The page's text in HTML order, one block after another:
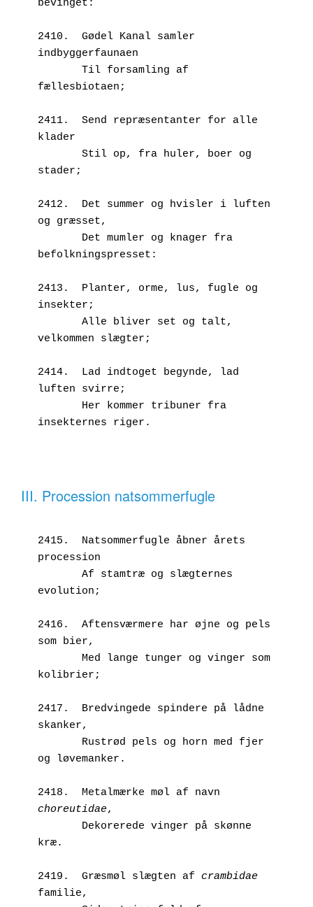
bevinget:
2410.  Gødel Kanal samler
indbyggerfaunaen
fællesbiotaen;
2411.  Send repræsentanter for alle
klader
stader;
2412.  Det summer og hvisler i luften
og græsset,
befolkningspresset:
2413.  Planter, orme, lus, fugle og
insekter;
velkommen slægter;
2414.  Lad indtoget begynde, lad
luften svirre;
insekternes riger.
III. Procession natsommerfugle
2415.  Natsommerfugle åbner årets
procession
evolution;
2416.  Aftensværmere har øjne og pels
som bier,
kolibrier;
2417.  Bredvingede spindere på lådne
skanker,
og løvemanker.
choreutidae,
kræ.
2419.  Græsmøl slægten af crambidae
familie,